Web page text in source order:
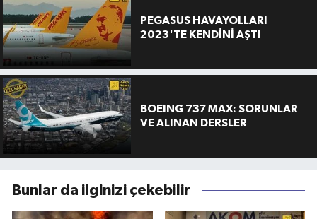
PEGASUS HAVAYOLLARI
2023'TE KENDİNİ AŞTI
BOEING 737 MAX: SORUNLAR
VE ALINAN DERSLER
Bunlar da ilginizi çekebilir